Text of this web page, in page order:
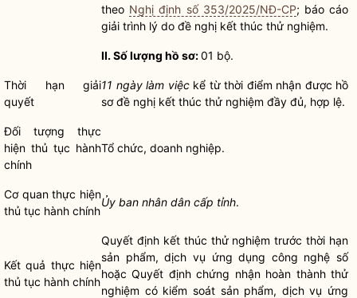
theo Nghị định số 353/2025/NĐ-CP; báo cáo
giải trình lý do đề nghị kết thúc thử nghiệm.
II. Số lượng hồ sơ:01 bộ.
Thời hạn giải
quyết
11 ngày làm việc kể từ thời điểm nhận được hồ
sơđề nghị kết thúc thử nghiệm đầy đủ, hợp lệ.
Đối tượng thực
hiện thủ tục hành
chính
Tổ chức, doanh nghiệp.
Cơ quan thực hiện
thủ tục hành chính
Ủy ban nhân dân cấp tỉnh.
Kết quả thực hiện
thủ tục hành chính
Quyết định kết thúc thử nghiệm trước thời hạn
sản phẩm, dịch vụ ứng dụng công nghệ số
hoặc Quyết định chứng nhận hoàn thành thử
nghiệm có kiểm soát sản phẩm, dịch vụ ứng